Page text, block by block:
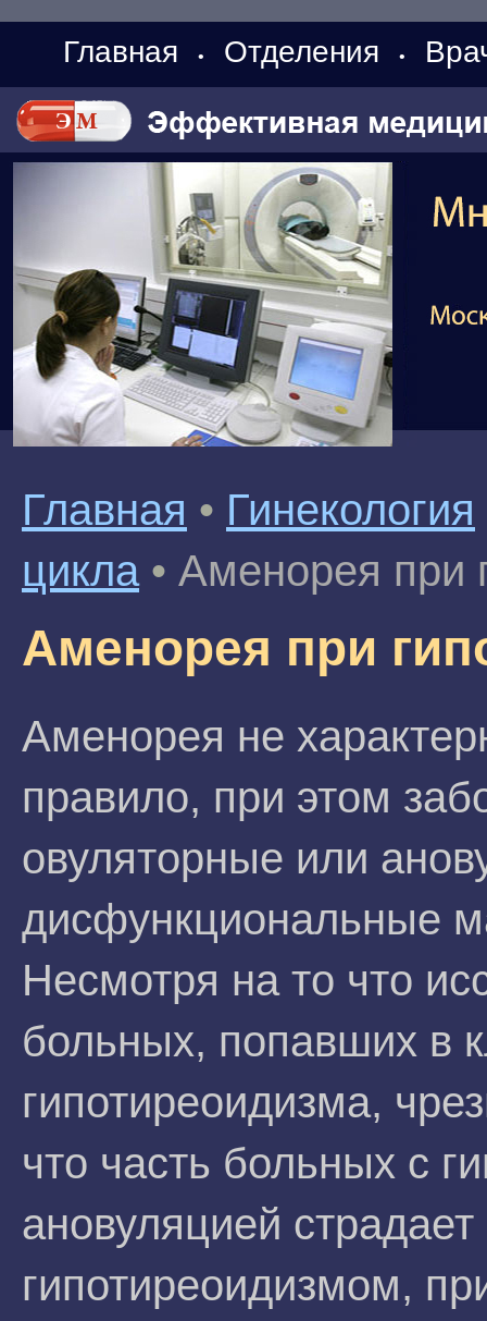
Главная • Отделения •
Главная • Гинекология
цикла • Аменорея при
Аменорея при
Аменорея не
правило, при этом
овуляторные или
дисфункциональные
Несмотря на то что
больных, попавших в
гипотиреоидизма,
что часть больных с
ановуляцией
гипотиреоидизмом,